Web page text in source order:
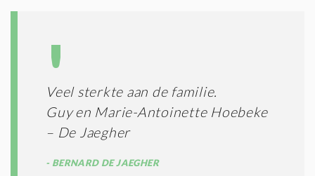
Veel sterkte aan de familie.
Guy en Marie-Antoinette Hoebeke
– De Jaegher
BERNARD DE JAEGHER